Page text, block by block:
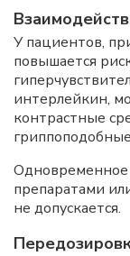
У пациентов,
повышается
интерлейкин,
контрастные
Одновременное
препаратами
не допускается.